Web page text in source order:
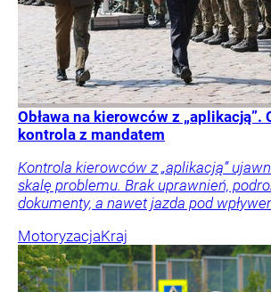
Obława na kierowców z „aplikacją”.
kontrola z mandatem
Kontrola kierowców z „aplikacją”
skalę problemu. Brak uprawnień,
dokumenty, a nawet jazda pod
MotoryzacjaKraj